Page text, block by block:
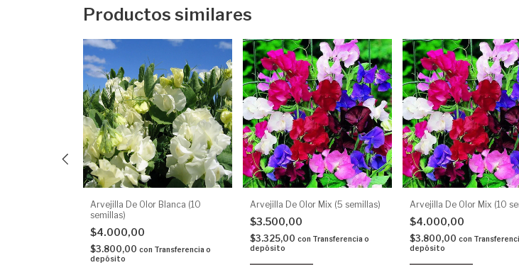
Productos similares
Arvejilla De Olor Blanca (10
semillas)
$4.000,00
$3.800,00 con Transferencia o
depósito
Arvejilla De Olor Mix (5 semillas)
$3.500,00
$3.325,00 con Transferencia o
depósito
Arvejilla De Olor Mix (10
$4.000,00
$3.800,00 con
depósito